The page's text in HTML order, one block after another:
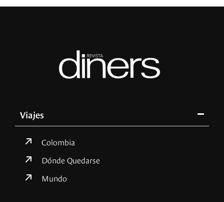
Viajes
Colombia
Dónde Quedarse
Mundo